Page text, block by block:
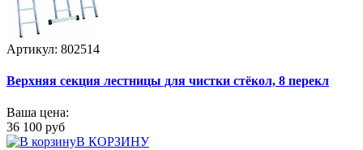
Артикул: 802514
Верхняя секция лестницы для чистки стёкол, 8 перекл
Ваша цена:
36 100 руб
В КОРЗИНУ